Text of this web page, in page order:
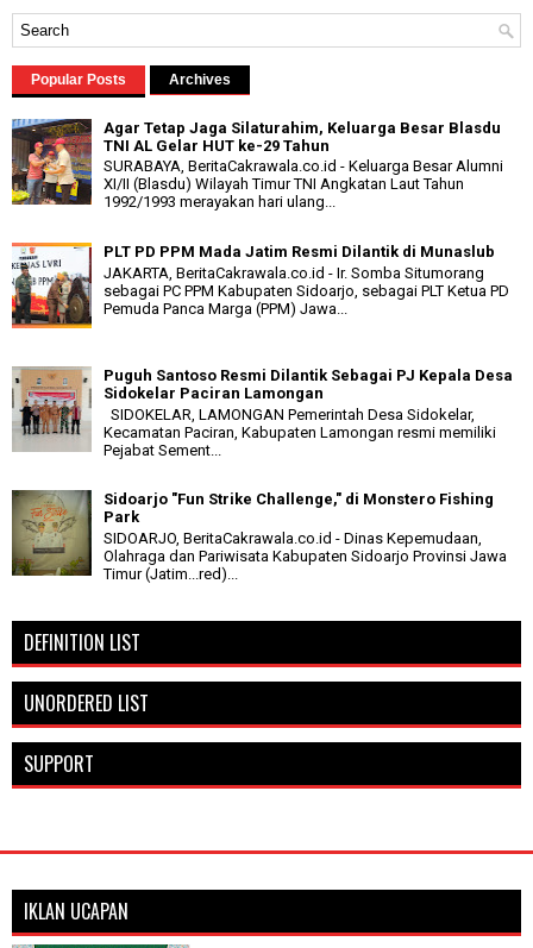
Popular Posts Archives
Agar Tetap Jaga Silaturahim, Keluarga Besar Blasdu
TNI AL Gelar HUT ke-29 Tahun
SURABAYA, BeritaCakrawala.co.id - Keluarga Besar Alumni
XI/II (Blasdu) Wilayah Timur TNI Angkatan Laut Tahun
1992/1993 merayakan hari ulang...
PLT PD PPM Mada Jatim Resmi Dilantik di Munaslub
JAKARTA, BeritaCakrawala.co.id - Ir. Somba Situmorang
sebagai PC PPM Kabupaten Sidoarjo, sebagai PLT Ketua PD
Pemuda Panca Marga (PPM) Jawa...
Puguh Santoso Resmi Dilantik Sebagai PJ Kepala Desa
Sidokelar Paciran Lamongan
SIDOKELAR, LAMONGAN Pemerintah Desa Sidokelar,
Kecamatan Paciran, Kabupaten Lamongan resmi memiliki
Pejabat Sement...
Sidoarjo "Fun Strike Challenge," di Monstero Fishing
Park
SIDOARJO, BeritaCakrawala.co.id - Dinas Kepemudaan,
Olahraga dan Pariwisata Kabupaten Sidoarjo Provinsi Jawa
Timur (Jatim...red)...
DEFINITION LIST
UNORDERED LIST
SUPPORT
IKLAN UCAPAN